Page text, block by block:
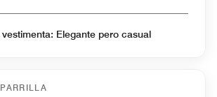
Elegante pero casual